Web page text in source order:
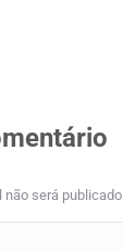
não será